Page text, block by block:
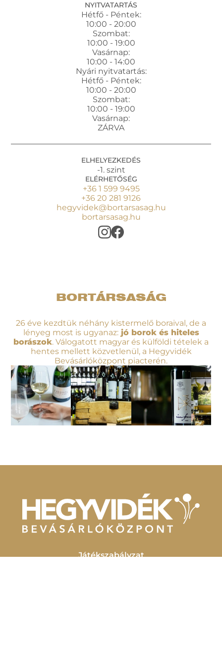
NYITVATARTÁS
Hétfő - Péntek:
10:00 - 20:00
Szombat:
10:00 - 19:00
Vasárnap:
10:00 - 14:00
Nyári nyitvatartás:
Hétfő - Péntek:
10:00 - 20:00
Szombat:
10:00 - 19:00
Vasárnap:
ZÁRVA
ELHELYEZKEDÉS
-1. szint
ELÉRHETŐSÉG
+36 1 599 9495
+36 20 281 9126
hegyvidek@bortarsasag.hu
bortarsasag.hu
BORTÁRSASÁG
26 éve kezdtük néhány kistermelő boraival, de a
lényeg most is ugyanaz:jó borok és hiteles
borászok. Válogatott magyar és külföldi tételek a
hentes mellett közvetlenül, a Hegyvidék
Bevásárlóközpont piacterén.
Játékszabályzat